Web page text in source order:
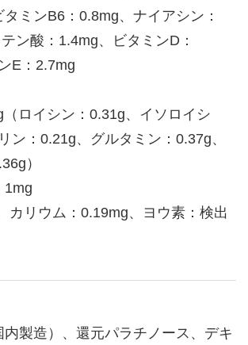
ミンB6：0.8mg、ナイアシン：
ン酸：1.4mg、ビタミンD：
E：2.7mg
ロイシン：0.31g、イソロイシ
ン：0.21g、グルタミン：0.37g、
）
1mg
カリウム：0.19mg、ヨウ素：検出
製造）、還元パラチノース、デキ